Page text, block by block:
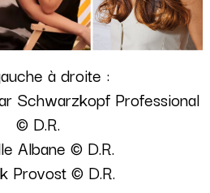
à droite :
Schwarzkopf Professional
© D.R.
Albane © D.R.
Provost © D.R.